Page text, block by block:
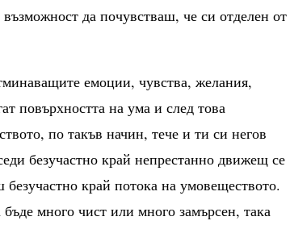
да почувстваш, че си отделен от
емоции, чувства, желания,
повърхността на ума и след това
по такъв начин, тече и ти си негов
безучастно край непрестанно движещ се
край потока на умовеществото.
много чист или много замърсен, така